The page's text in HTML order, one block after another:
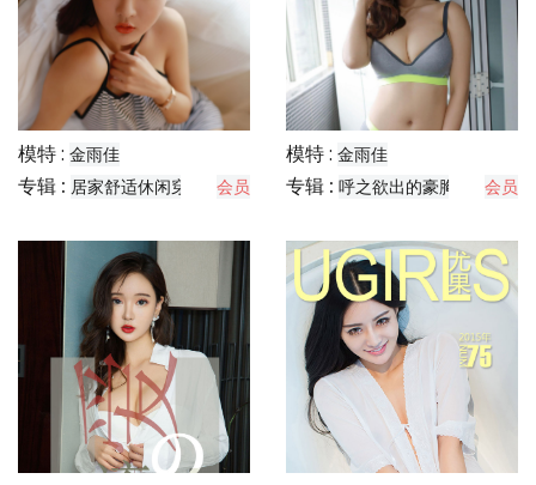
模特 : 金雨佳
专辑 : 居家舒适休闲穿搭分享
会员
模特 : 金雨佳
专辑 : 呼之欲出的豪胸 会员